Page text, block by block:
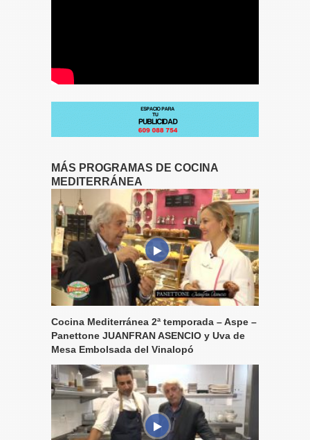
MÁS PROGRAMAS DE COCINA
MEDITERRÁNEA
Cocina Mediterránea 2ª temporada – Aspe –
Panettone JUANFRAN ASENCIO y Uva de
Mesa Embolsada del Vinalopó